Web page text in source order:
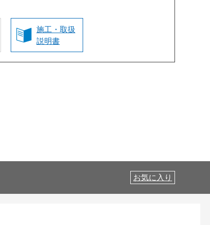
施工・取扱
説明書
お気に入り